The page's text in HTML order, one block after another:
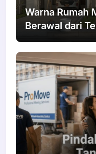
Warna Rumah
Berawal dari